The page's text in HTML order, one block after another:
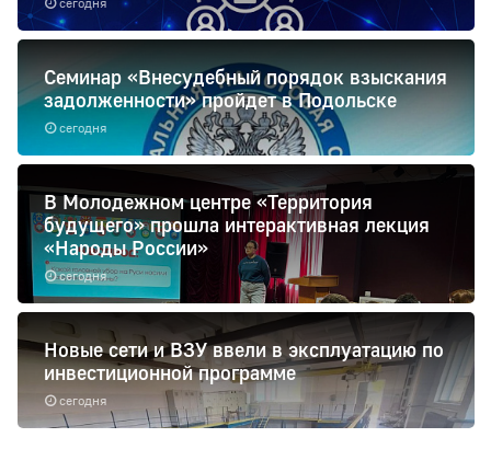
сегодня
Семинар «Внесудебный порядок взыскания
задолженности» пройдет в Подольске
сегодня
В Молодежном центре «Территория
будущего» прошла интерактивная лекция
«Народы России»
сегодня
Новые сети и ВЗУ ввели в эксплуатацию по
инвестиционной программе